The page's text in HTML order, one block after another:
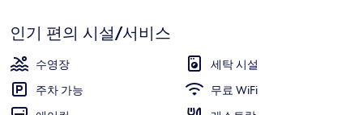
러
리
기
인기 편의 시설/서비스
수영장
세탁 시설
주차 가능
무료 WiFi